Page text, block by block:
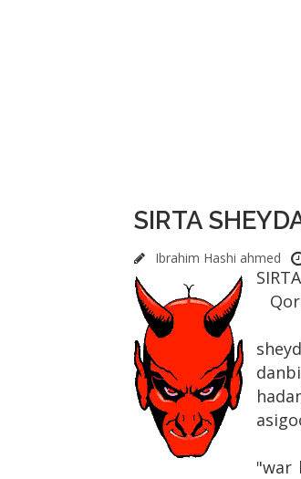
SIRTA
Ibrahim Hashi ahmed
"war